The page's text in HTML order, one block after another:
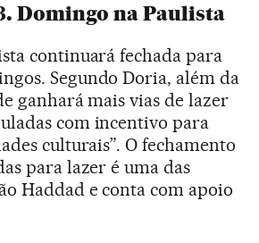
Domingo na Paulista
continuará fechada para
Segundo Doria, além da
ganhará mais vias de lazer
com incentivo para
culturais”. O fechamento
para lazer é uma das
Haddad e conta com apoio